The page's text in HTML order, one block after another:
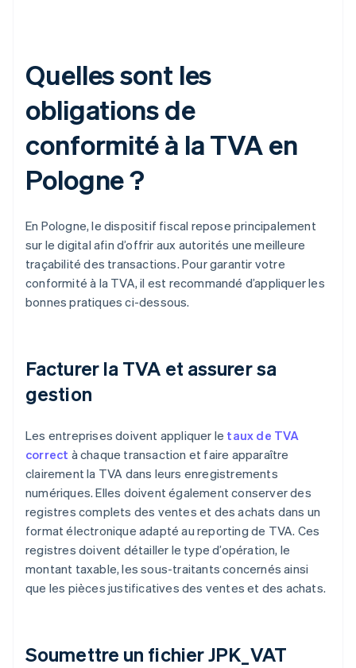
Quelles sont les
obligations de
conformité à la TVA en
Pologne ?
En Pologne, le dispositif fiscal repose principalement
sur le digital afin d’offrir aux autorités une meilleure
traçabilité des transactions. Pour garantir votre
conformité à la TVA, il est recommandé d’appliquer les
bonnes pratiques ci-dessous.
Facturer la TVA et assurer sa
gestion
Les entreprises doivent appliquer le taux de TVA
correct à chaque transaction et faire apparaître
clairement la TVA dans leurs enregistrements
numériques. Elles doivent également conserver des
registres complets des ventes et des achats dans un
format électronique adapté au reporting de TVA. Ces
registres doivent détailler le type d’opération, le
montant taxable, les sous-traitants concernés ainsi
que les pièces justificatives des ventes et des achats.
Soumettre un fichier JPK_VAT